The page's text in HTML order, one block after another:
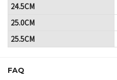
FAQ
24.5CM
25.0CM
25.5CM